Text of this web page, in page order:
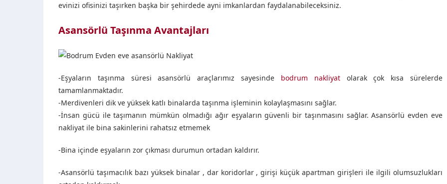
evinizi ofisinizi taşırken başka bir şehirdede ayni imkanlardan faydalanabileceksiniz.
Asansörlü Taşınma Avantajları
-Eşyaların taşınma süresi asansörlü araçlarımız sayesinde bodrum nakliyatolarak çok kısa sürelerde
tamamlanmaktadır.
-Merdivenleri dik ve yüksek katlı binalarda taşınma işleminin kolaylaşmasını sağlar.
-İnsan gücü ile taşımanın mümkün olmadığı ağır eşyaların güvenli bir taşınmasını sağlar. Asansörlü evden eve
nakliyat ile bina sakinlerini rahatsız etmemek
-Bina içinde eşyaların zor çıkması durumun ortadan kaldırır.
-Asansörlü taşımacılık bazı yüksek binalar , dar koridorlar , girişi küçük apartman girişleri ile ilgili olumsuzlukları